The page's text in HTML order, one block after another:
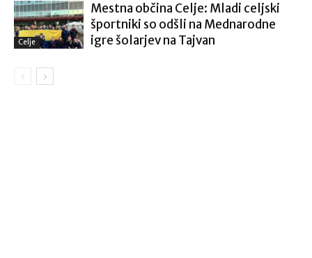
Celje
Mestna občina Celje: Mladi celjski
športniki so odšli na Mednarodne
igre šolarjev na Tajvan